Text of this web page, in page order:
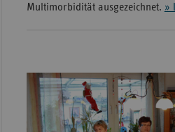
Multimorbidität ausgezeichnet. »